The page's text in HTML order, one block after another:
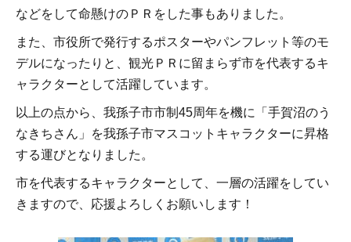
などをして命懸けのＰＲをした事もありました。
また、市役所で発行するポスターやパンフレット等のモ
デルになったりと、観光ＰＲに留まらず市を代表するキ
ャラクターとして活躍しています。
以上の点から、我孫子市市制45周年を機に「手賀沼のう
なきちさん」を我孫子市マスコットキャラクターに昇格
する運びとなりました。
市を代表するキャラクターとして、一層の活躍をしてい
きますので、応援よろしくお願いします！